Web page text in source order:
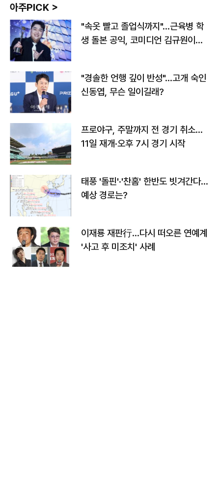
아주PICK >
"속옷 빨고 졸업식까지"…근육병 학
생 돌본 공익, 코미디언 김규원이었
"경솔한 언행 깊이 반성"…고개 숙인
신동엽, 무슨 일이길래?
프로야구, 주말까지 전 경기 취소…
11일 재개·오후 7시 경기 시작
태풍 '돌핀'·'찬홈' 한반도 빗겨간다…
예상 경로는?
이재룡 재판行…다시 떠오른 연예계
'사고 후 미조치' 사례